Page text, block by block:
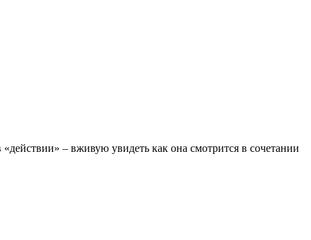
– вживую увидеть как она смотрится в сочетании